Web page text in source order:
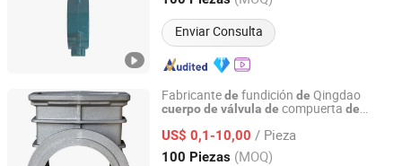
Enviar Consulta
Fabricantede fundición de Qingdao
cuerpode válvula de compuerta de
US$ 0,1-10,00 / Pieza
100 Piezas (MOQ)
Qingdao Chifine Machinery Co., Ltd.
Shandong, China Desde 2013